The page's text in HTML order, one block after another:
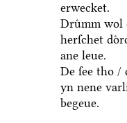
erwecket.
Druͤmm wol
herſchet
ane leue.
De ſee tho /
yn nene
begeue.